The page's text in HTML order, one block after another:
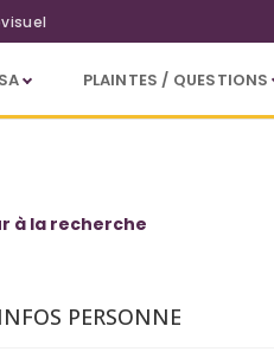
PLAINTES / QUESTIONS
à la recherche
INFOS PERSONNE